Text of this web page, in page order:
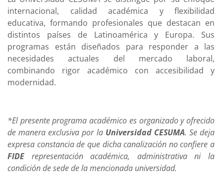
internacional, calidad académica y flexibilidad
educativa, formando profesionales que destacan en
distintos países de Latinoamérica y Europa. Sus
programas están diseñados para responder a las
necesidades actuales del mercado laboral,
combinando rigor académico con accesibilidad y
modernidad.
*El presente programa académico es organizado y ofrecido
de manera exclusiva por la Universidad CESUMA. Se deja
expresa constancia de que dicha canalización no confiere a
FIDE representación académica, administrativa ni la
condición de sede de la mencionada universidad.